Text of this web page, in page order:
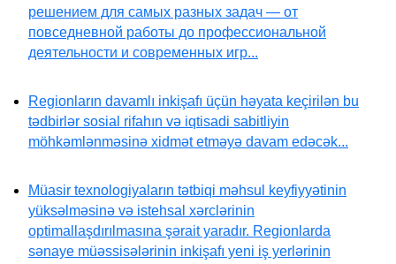
решением для самых разных задач — от
повседневной работы до профессиональной
деятельности и современных игр...
Regionların davamlı inkişafı üçün həyata keçirilən bu
tədbirlər sosial rifahın və iqtisadi sabitliyin
möhkəmlənməsinə xidmət etməyə davam edəcək...
Müasir texnologiyaların tətbiqi məhsul keyfiyyətinin
yüksəlməsinə və istehsal xərclərinin
optimallaşdırılmasına şərait yaradır. Regionlarda
sənaye müəssisələrinin inkişafı yeni iş yerlərinin